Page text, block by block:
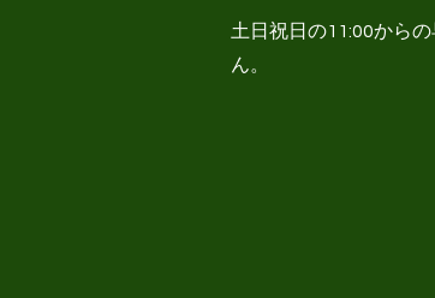
土日祝日の11:00から
ん。